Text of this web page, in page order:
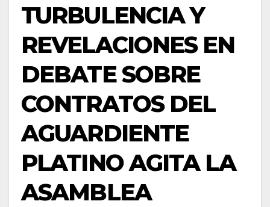
TURBULENCIA Y
REVELACIONES EN
DEBATE SOBRE
CONTRATOS DEL
AGUARDIENTE
PLATINO AGITA LA
ASAMBLEA